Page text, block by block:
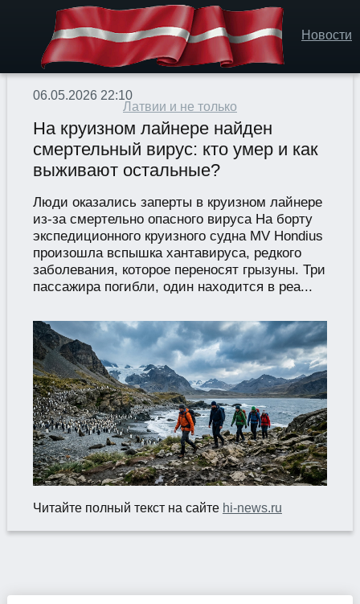
Новости
Латвии и не только
06.05.2026 22:10
На круизном лайнере найден
смертельный вирус: кто умер и как
выживают остальные?
Люди оказались заперты в круизном лайнере
из-за смертельно опасного вируса На борту
экспедиционного круизного судна MV Hondius
произошла вспышка хантавируса, редкого
заболевания, которое переносят грызуны. Три
пассажира погибли, один находится в реа...
Читайте полный текст на сайте hi-news.ru